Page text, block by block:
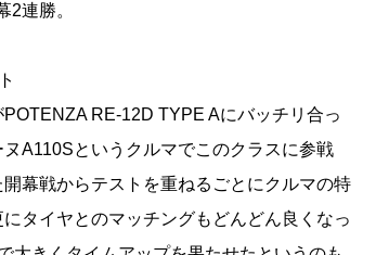
連勝。
POTENZA RE-12D TYPE Aにバッチリ合っ
A110Sというクルマでこのクラスに参戦
幕戦からテストを重ねるごとにクルマの特
タイヤとのマッチングもどんどん良くなっ